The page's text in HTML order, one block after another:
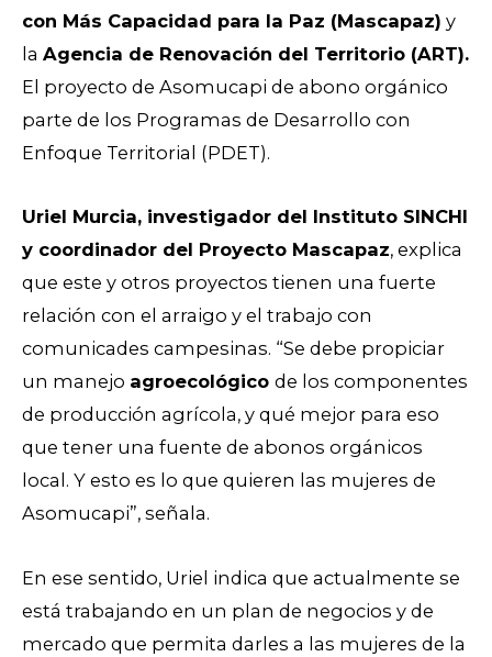
con Más Capacidad para la Paz (Mascapaz) y
la Agencia de Renovación del Territorio (ART).
El proyecto de Asomucapi de abono orgánico
parte de los Programas de Desarrollo con
Enfoque Territorial (PDET).
Uriel Murcia, investigador del Instituto SINCHI
y coordinador del Proyecto Mascapaz, explica
que este y otros proyectos tienen una fuerte
relación con el arraigo y el trabajo con
comunicades campesinas. “Se debe propiciar
un manejo agroecológico de los componentes
de producción agrícola, y qué mejor para eso
que tener una fuente de abonos orgánicos
local. Y esto es lo que quieren las mujeres de
Asomucapi”, señala.
En ese sentido, Uriel indica que actualmente se
está trabajando en un plan de negocios y de
mercado que permita darles a las mujeres de la